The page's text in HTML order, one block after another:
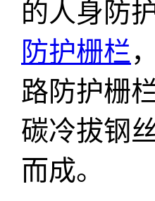
的人身防
防护栅栏
路防护栅
碳冷拔钢
而成。